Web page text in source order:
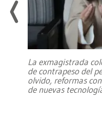
La exmagistrada
de contrapeso del
olvido, reformas
de nuevas